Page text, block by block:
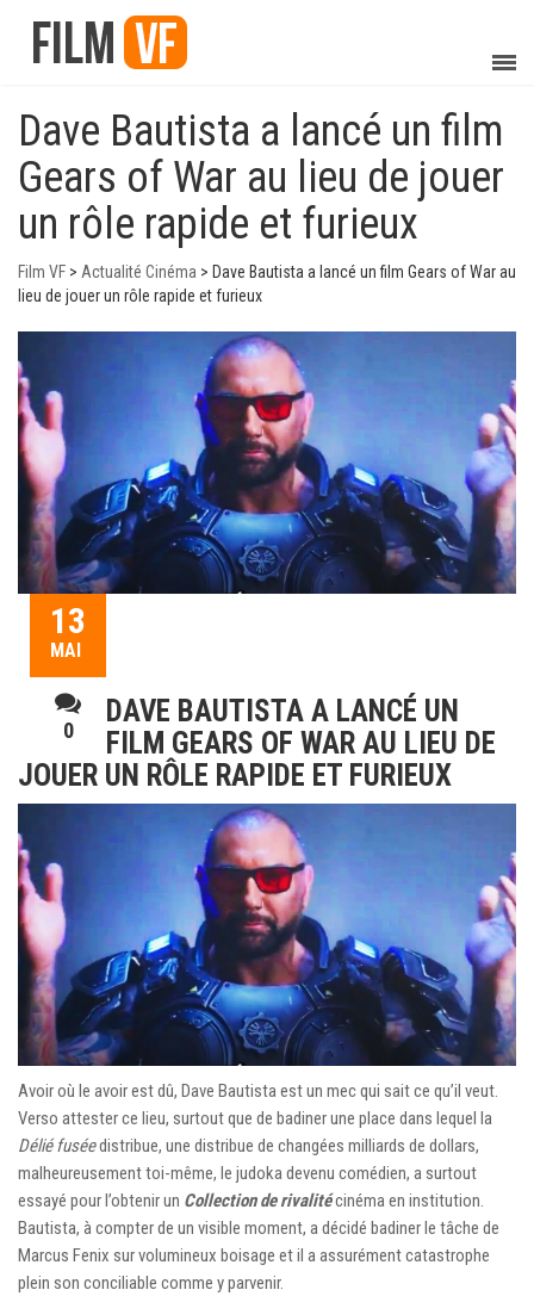
Dave Bautista a lancé un film
Gears of War au lieu de jouer
un rôle rapide et furieux
Film VF > Actualité Cinéma > Dave Bautista a lancé un film Gears of War au
lieu de jouer un rôle rapide et furieux
13
MAI
0
DAVE BAUTISTA A LANCÉ UN
FILM GEARS OF WAR AU LIEU DE
JOUER UN RÔLE RAPIDE ET FURIEUX
Avoir où le avoir est dû, Dave Bautista est un mec qui sait ce qu’il veut.
Verso attester ce lieu, surtout que de badiner une place dans lequel la
Délié fuséedistribue, une distribue de changées milliards de dollars,
malheureusement toi-même, le judoka devenu comédien, a surtout
essayé pour l’obtenir un Collection de rivalitécinéma en institution.
Bautista, à compter de un visible moment, a décidé badiner le tâche de
Marcus Fenix ​​sur volumineux boisage et il a assurément catastrophe
plein son conciliable comme y parvenir.